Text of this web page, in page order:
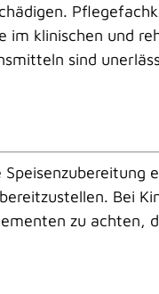
klinischen und
sind
Bei
zu achten,